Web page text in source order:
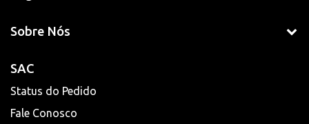
Sobre Nós
SAC
Status do Pedido
Fale Conosco